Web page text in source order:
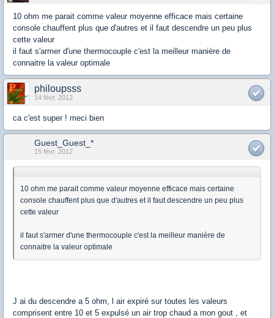
10 ohm me parait comme valeur moyenne efficace mais certaine
console chauffent plus que d'autres et il faut descendre un peu plus
cette valeur
il faut s'armer d'une thermocouple c'est la meilleur manière de
connaitre la valeur optimale
philoupsss
14 févr. 2012
ca c'est super ! meci bien
Guest_Guest_*
15 févr. 2012
10 ohm me parait comme valeur moyenne efficace mais certaine
console chauffent plus que d'autres et il faut descendre un peu plus
cette valeur
il faut s'armer d'une thermocouple c'est la meilleur manière de
connaitre la valeur optimale
J ai du descendre a 5 ohm, l air expiré sur toutes les valeurs
comprisent entre 10 et 5 expulsé un air trop chaud a mon gout , et